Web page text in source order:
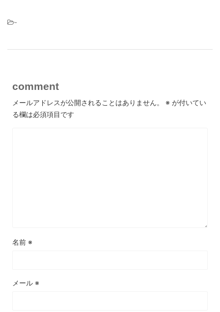
-
comment
メールアドレスが公開されることはありません。 ※ が付いてい
る欄は必須項目です
名前 ※
メール ※